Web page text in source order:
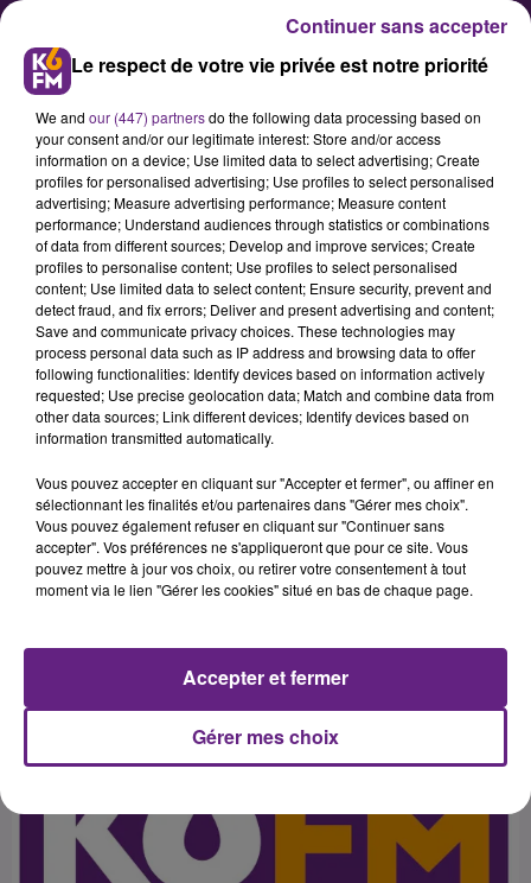
Dijon : L'inauguration de
l'hôpital François Mitterrand
annulée
La direction du CHU de Dijon a
annoncé ce week-end que
l'inauguration du nouvel hôpital
repoussée à une date ultérieure.
Elle devait se faire ce lundi en
présence de François Rebsamen et
Publié : 6 juillet 2015 à 2h39 par 45
Le respect de votre vie privée est notre priorité
We and our (447) partnersdo the following data processing based on
your consent and/or our legitimate interest: Store and/or access
information on a device; Use limited data to select advertising; Create
profiles for personalised advertising; Use profiles to select personalised
advertising; Measure advertising performance; Measure content
performance; Understand audiences through statistics or combinations
of data from different sources; Develop and improve services; Create
profiles to personalise content; Use profiles to select personalised
content; Use limited data to select content; Ensure security, prevent and
detect fraud, and fix errors; Deliver and present advertising and content;
Save and communicate privacy choices. These technologies may
process personal data such as IP address and browsing data to offer
following functionalities: Identify devices based on information actively
requested; Use precise geolocation data; Match and combine data from
other data sources; Link different devices; Identify devices based on
information transmitted automatically.
Vous pouvez accepter en cliquant sur "Accepter et fermer", ou affiner en
sélectionnant les finalités et/ou partenaires dans "Gérer mes choix".
Vous pouvez également refuser en cliquant sur "Continuer sans
accepter". Vos préférences ne s'appliqueront que pour ce site. Vous
pouvez mettre à jour vos choix, ou retirer votre consentement à tout
moment via le lien "Gérer les cookies" situé en bas de chaque page.
Gérer mes choix
Accepter et fermer
Continuer sans accepter